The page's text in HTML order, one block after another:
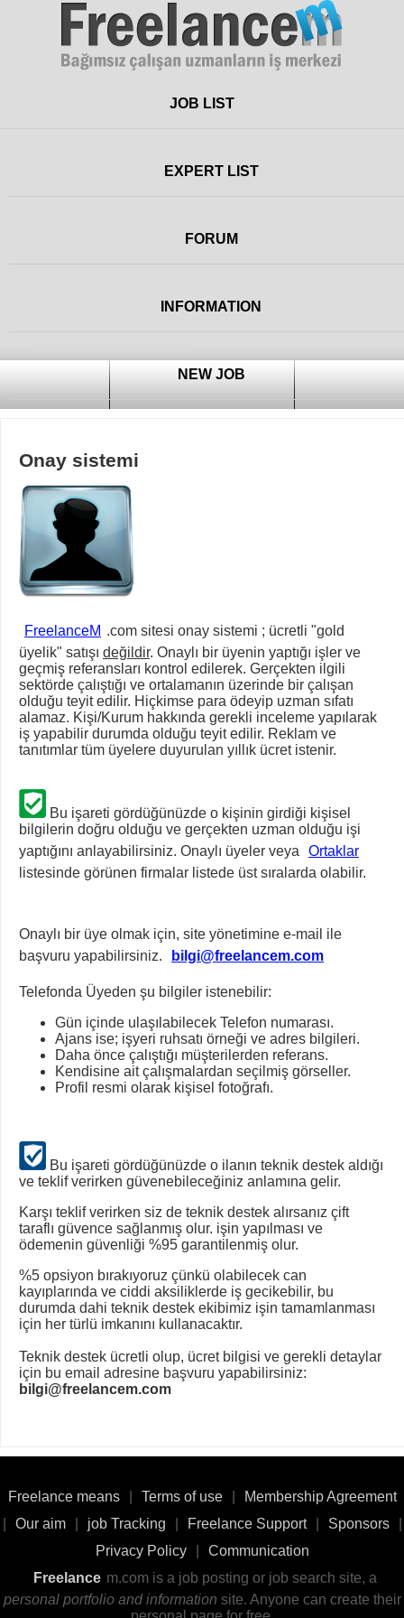
FreelanceJOB LIST
EXPERT LIST
FORUM
INFORMATION
NEW JOB
Onay sistemi
FreelanceM .com sitesi onay sistemi ; ücretli "gold
üyelik" satışı değildir. Onaylı bir üyenin yaptığı işler ve
geçmiş referansları kontrol edilerek. Gerçekten ilgili
sektörde çalıştığı ve ortalamanın üzerinde bir çalışan
olduğu teyit edilir. Hiçkimse para ödeyip uzman sıfatı
alamaz. Kişi/Kurum hakkında gerekli inceleme yapılarak
iş yapabilir durumda olduğu teyit edilir. Reklam ve
tanıtımlar tüm üyelere duyurulan yıllık ücret istenir.
Bu işareti gördüğünüzde o kişinin girdiği kişisel
bilgilerin doğru olduğu ve gerçekten uzman olduğu işi
yaptığını anlayabilirsiniz. Onaylı üyeler veya
Ortaklar
listesinde görünen firmalar listede üst sıralarda olabilir.
Onaylı bir üye olmak için, site yönetimine e-mail ile
başvuru yapabilirsiniz.
bilgi@freelancem.com
Telefonda Üyeden şu bilgiler istenebilir:
Gün içinde ulaşılabilecek Telefon numarası.
Ajans ise; işyeri ruhsatı örneği ve adres bilgileri.
Daha önce çalıştığı müşterilerden referans.
Kendisine ait çalışmalardan seçilmiş görseller.
Profil resmi olarak kişisel fotoğrafı.
Bu işareti gördüğünüzde o ilanın teknik destek aldığı
ve teklif verirken güvenebileceğiniz anlamına gelir.
Karşı teklif verirken siz de teknik destek alırsanız çift
taraflı güvence sağlanmış olur. işin yapılması ve
ödemenin güvenliği %95 garantilenmiş olur.
%5 opsiyon bırakıyoruz çünkü olabilecek can
kayıplarında ve ciddi aksiliklerde iş gecikebilir, bu
durumda dahi teknik destek ekibimiz işin tamamlanması
için her türlü imkanını kullanacaktır.
Teknik destek ücretli olup, ücret bilgisi ve gerekli detaylar
için bu email adresine başvuru yapabilirsiniz:
bilgi@freelancem.com
Freelance means Terms of use
Membership Agreement
Our aim job Tracking Freelance Support Sponsors
Privacy Policy
Communication
Freelance m.com is a job posting or job search site, a
personal portfolio and information site. Anyone can create their